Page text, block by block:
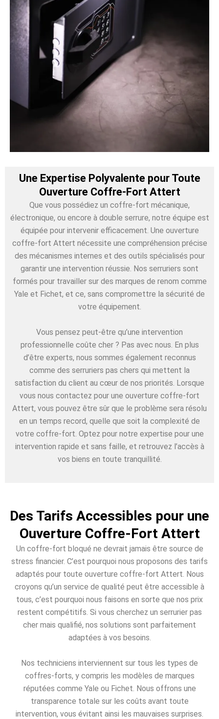
Une Expertise Polyvalente pour Toute
Ouverture Coffre-Fort Attert
Que vous possédiez un coffre-fort mécanique,
électronique, ou encore à double serrure, notre équipe est
équipée pour intervenir efficacement. Une ouverture
coffre-fort Attert nécessite une compréhension précise
des mécanismes internes et des outils spécialisés pour
garantir une intervention réussie. Nos serruriers sont
formés pour travailler sur des marques de renom comme
Yale et Fichet, et ce, sans compromettre la sécurité de
votre équipement.
Vous pensez peut-être qu’une intervention
professionnelle coûte cher ? Pas avec nous. En plus
d’être experts, nous sommes également reconnus
comme des serruriers pas chers qui mettent la
satisfaction du client au cœur de nos priorités. Lorsque
vous nous contactez pour une ouverture coffre-fort
Attert, vous pouvez être sûr que le problème sera résolu
en un temps record, quelle que soit la complexité de
votre coffre-fort. Optez pour notre expertise pour une
intervention rapide et sans faille, et retrouvez l’accès à
vos biens en toute tranquillité.
Des Tarifs Accessibles pour une
Ouverture Coffre-Fort Attert
Un coffre-fort bloqué ne devrait jamais être source de
stress financier. C’est pourquoi nous proposons des tarifs
adaptés pour toute ouverture coffre-fort Attert. Nous
croyons qu’un service de qualité peut être accessible à
tous, c’est pourquoi nous faisons en sorte que nos prix
restent compétitifs. Si vous cherchez un serrurier pas
cher mais qualifié, nos solutions sont parfaitement
adaptées à vos besoins.
Nos techniciens interviennent sur tous les types de
coffres-forts, y compris les modèles de marques
réputées comme Yale ou Fichet. Nous offrons une
transparence totale sur les coûts avant toute
intervention, vous évitant ainsi les mauvaises surprises.